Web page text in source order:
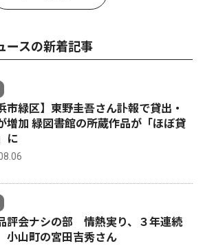
ースの新着記事
市緑区】東野圭吾さん訃報で貸出・
増加 緑図書館の所蔵作品が「ほぼ貸
に
評会ナシの部 情熱実り、３年連続
山町の宮田吉秀さん